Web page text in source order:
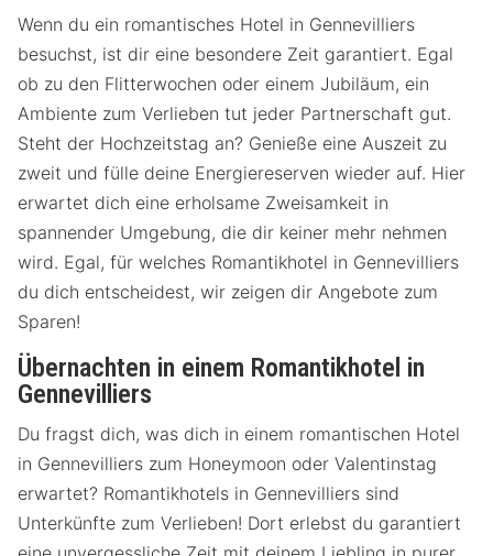
Wenn du ein romantisches Hotel in Gennevilliers
besuchst, ist dir eine besondere Zeit garantiert. Egal
ob zu den Flitterwochen oder einem Jubiläum, ein
Ambiente zum Verlieben tut jeder Partnerschaft gut.
Steht der Hochzeitstag an? Genieße eine Auszeit zu
zweit und fülle deine Energiereserven wieder auf. Hier
erwartet dich eine erholsame Zweisamkeit in
spannender Umgebung, die dir keiner mehr nehmen
wird. Egal, für welches Romantikhotel in Gennevilliers
du dich entscheidest, wir zeigen dir Angebote zum
Sparen!
Übernachten in einem Romantikhotel in
Gennevilliers
Du fragst dich, was dich in einem romantischen Hotel
in Gennevilliers zum Honeymoon oder Valentinstag
erwartet? Romantikhotels in Gennevilliers sind
Unterkünfte zum Verlieben! Dort erlebst du garantiert